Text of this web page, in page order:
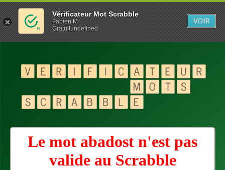
Le mot abadost n'est pas
valide au Scrabble
Vérificateur Mot Scrabble
Fabien M
Gratuitundefined
VOIR